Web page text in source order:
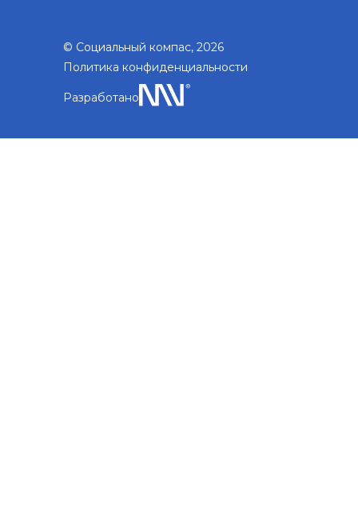
© Социальный компас, 2026
Политика конфиденциальности
Разработано